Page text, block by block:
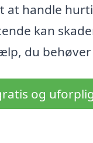
at handle
kan
du
og